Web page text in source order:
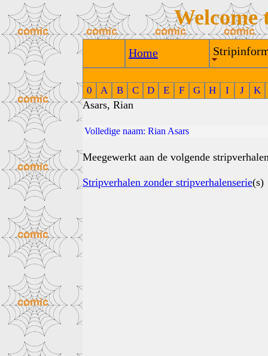
Welcome
Home
0 A B C D E F G H I J K
Asars, Rian
Volledige naam: Rian Asars
Meegewerkt aan de volgende
Stripverhalen zonder stripverhalenserie(s)